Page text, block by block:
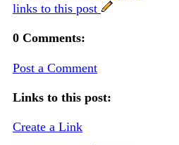
links to this post
0 Comments:
Post a Comment
Links to this post:
Create a Link